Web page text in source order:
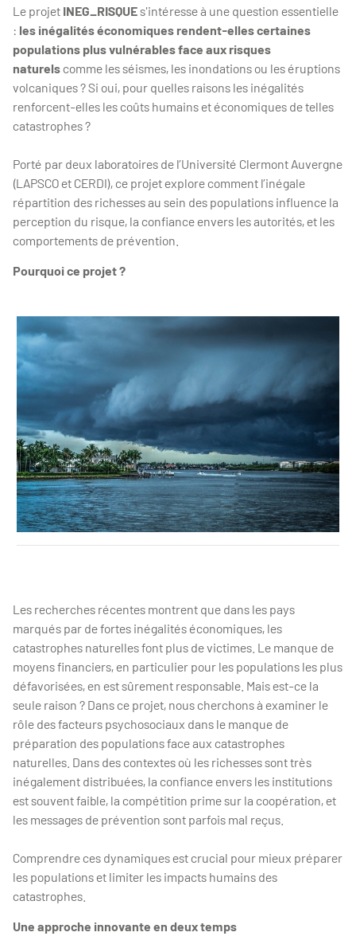
Le projet INEG_RISQUEs'intéresse à une question essentielle
: les inégalités économiques rendent-elles certaines
populations plus vulnérables face aux risques
naturels comme les séismes, les inondations ou les éruptions
volcaniques ? Si oui, pour quelles raisons les inégalités
renforcent-elles les coûts humains et économiques de telles
catastrophes ?
Porté par deux laboratoires de l’Université Clermont Auvergne
(LAPSCO et CERDI), ce projet explore comment l’inégale
répartition des richesses au sein des populations influence la
perception du risque, la confiance envers les autorités, et les
comportements de prévention.
Pourquoi ce projet ?
Les recherches récentes montrent que dans les pays
marqués par de fortes inégalités économiques, les
catastrophes naturelles font plus de victimes. Le manque de
moyens financiers, en particulier pour les populations les plus
défavorisées, en est sûrement responsable. Mais est-ce la
seule raison ? Dans ce projet, nous cherchons à examiner le
rôle des facteurs psychosociaux dans le manque de
préparation des populations face aux catastrophes
naturelles. Dans des contextes où les richesses sont très
inégalement distribuées, la confiance envers les institutions
est souvent faible, la compétition prime sur la coopération, et
les messages de prévention sont parfois mal reçus.
Comprendre ces dynamiques est crucial pour mieux préparer
les populations et limiter les impacts humains des
catastrophes.
Une approche innovante en deux temps